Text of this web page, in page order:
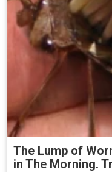
The Lump of
in The Morning.